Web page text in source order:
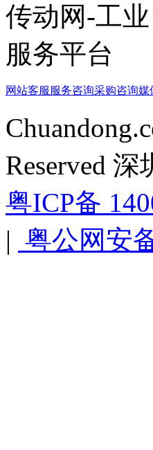
传动网-工
服务平台
网站客服 服务咨询采购咨询媒
Reserved
粤ICP备
| 粤公网安